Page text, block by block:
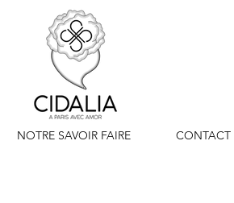
NOTRE SAVOIR FAIRE CONTACT